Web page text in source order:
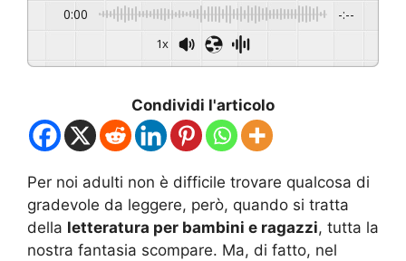
0:00 -:--
1x
Condividi l'articolo
Per noi adulti non è difficile trovare qualcosa di
gradevole da leggere, però, quando si tratta
della letteratura per bambini e ragazzi, tutta la
nostra fantasia scompare. Ma, di fatto, nel